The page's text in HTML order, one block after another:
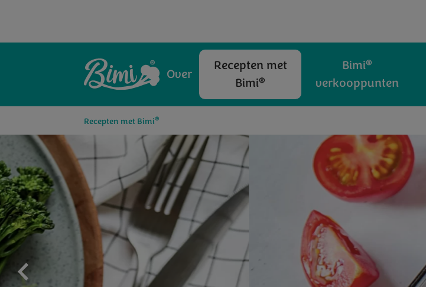
Over
Recepten met
Bimi®
Bimi®
verkooppunten
Recepten met Bimi®